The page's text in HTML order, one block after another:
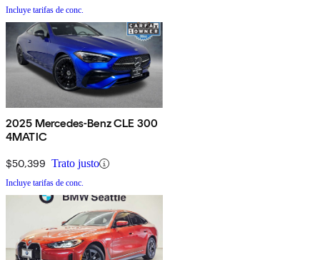
Incluye tarifas de conc.
2025 Mercedes-Benz CLE 300
4MATIC
$50,399 Trato justo
Incluye tarifas de conc.